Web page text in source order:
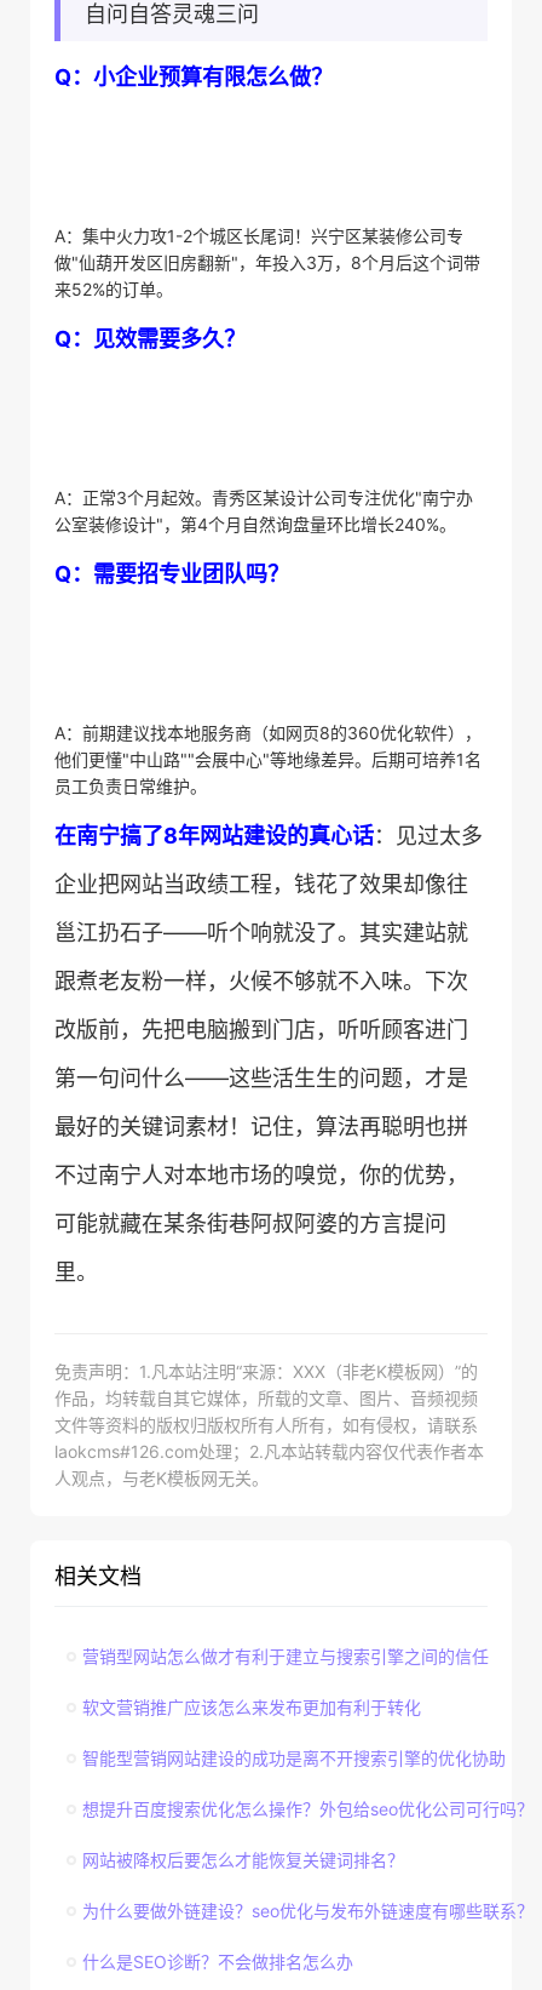
自问自答灵魂三问
​Q：小企业预算有限怎么做？​
A：集中火力攻1-2个城区长尾词！兴宁区某装修公司专
做"仙葫开发区旧房翻新"，年投入3万，8个月后这个词带
来52%的订单。
​Q：见效需要多久？​
A：正常3个月起效。青秀区某设计公司专注优化"南宁办
公室装修设计"，第4个月自然询盘量环比增长240%。
​Q：需要招专业团队吗？​
A：前期建议找本地服务商（如网页8的360优化软件），
他们更懂"中山路""会展中心"等地缘差异。后期可培养1名
员工负责日常维护。
​在南宁搞了8年网站建设的真心话​​：见过太多
企业把网站当政绩工程，钱花了效果却像往
邕江扔石子——听个响就没了。其实建站就
跟煮老友粉一样，火候不够就不入味。下次
改版前，先把电脑搬到门店，听听顾客进门
第一句问什么——这些活生生的问题，才是
最好的关键词素材！记住，算法再聪明也拼
不过南宁人对本地市场的嗅觉，你的优势，
可能就藏在某条街巷阿叔阿婆的方言提问
里。
免责声明：1.凡本站注明“来源：XXX（非老K模板网）”的
作品，均转载自其它媒体，所载的文章、图片、音频视频
文件等资料的版权归版权所有人所有，如有侵权，请联系
laokcms#126.com处理；2.凡本站转载内容仅代表作者本
人观点，与老K模板网无关。
相关文档
营销型网站怎么做才有利于建立与搜索引擎之间的信任
软文营销推广应该怎么来发布更加有利于转化
智能型营销网站建设的成功是离不开搜索引擎的优化协助
想提升百度搜索优化怎么操作？外包给seo优化公司可行吗？
网站被降权后要怎么才能恢复关键词排名？
为什么要做外链建设？seo优化与发布外链速度有哪些联系？
什么是SEO诊断？不会做排名怎么办